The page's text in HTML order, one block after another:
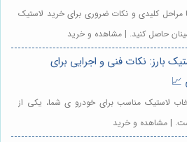
مراحل کلیدی و نکات ضروری برای خرید لاستیک
حاصل کنید. | مشاهده و خرید
بارز: نکات فنی و اجرایی برای
📈
لاستیک مناسب برای خودرو ی شما، یکی از
| مشاهده و خرید